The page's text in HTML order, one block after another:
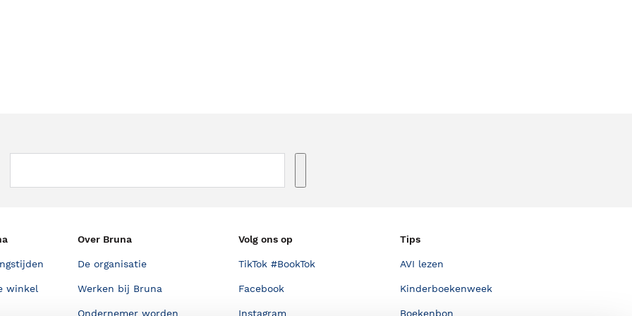
winkel
Over Bruna
De organisatie
Werken bij Bruna
Ondernemer worden
Volg ons op
TikTok #BookTok
Facebook
Instagram
Tips
AVI lezen
Kinderboekenweek
Boekenbon